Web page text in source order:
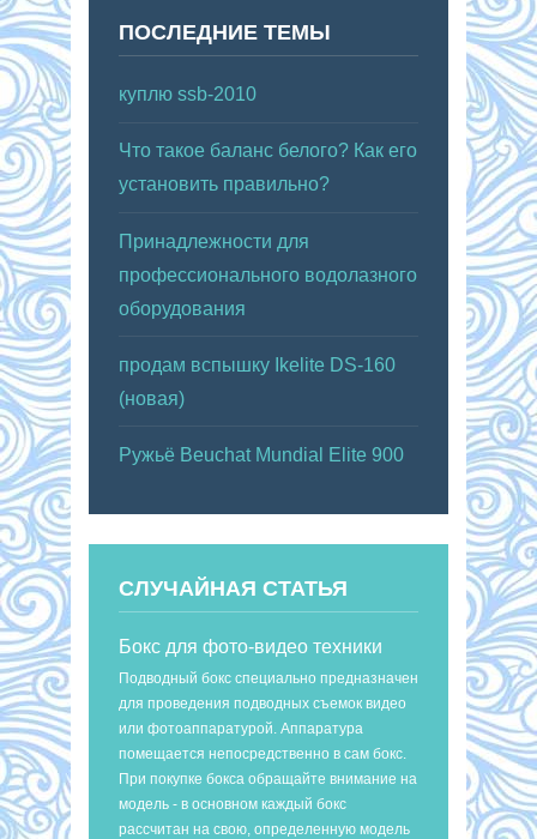
ПОСЛЕДНИЕ ТЕМЫ
куплю ssb-2010
Что такое баланс белого? Как его
установить правильно?
Принадлежности для
профессионального водолазного
оборудования
продам вспышку Ikelite DS-160
(новая)
Ружьё Beuchat Mundial Elite 900
СЛУЧАЙНАЯ СТАТЬЯ
Бокс для фото-видео техники
Подводный бокс специально предназначен
для проведения подводных съемок видео
или фотоаппаратурой. Аппаратура
помещается непосредственно в сам бокс.
При покупке бокса обращайте внимание на
модель - в основном каждый бокс
рассчитан на свою, определенную модель